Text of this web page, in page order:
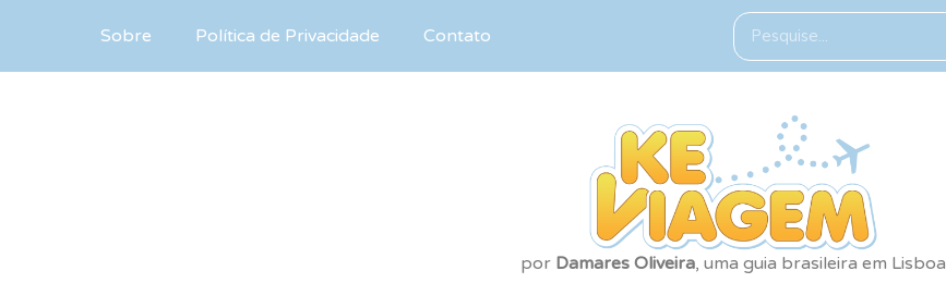
Sobre Política de Privacidade Contato
por Damares Oliveira, uma guia brasileira em Lisboa